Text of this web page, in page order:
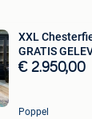
XXL
GRATIS
€ 2.950,00
Poppel